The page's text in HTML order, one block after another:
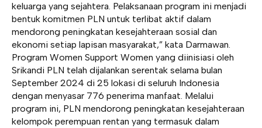
keluarga yang sejahtera. Pelaksanaan program ini menjadi
bentuk komitmen PLN untuk terlibat aktif dalam
mendorong peningkatan kesejahteraan sosial dan
ekonomi setiap lapisan masyarakat,” kata Darmawan.
Program Women Support Women yang diinisiasi oleh
Srikandi PLN telah dijalankan serentak selama bulan
September 2024 di 25 lokasi di seluruh Indonesia
dengan menyasar 776 penerima manfaat. Melalui
program ini, PLN mendorong peningkatan kesejahteraan
kelompok perempuan rentan yang termasuk dalam